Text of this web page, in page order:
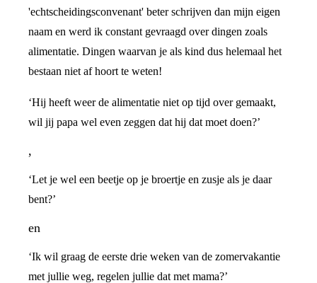
'echtscheidingsconvenant' beter schrijven dan mijn eigen
naam en werd ik constant gevraagd over dingen zoals
alimentatie. Dingen waarvan je als kind dus helemaal het
bestaan niet af hoort te weten!
‘Hij heeft weer de alimentatie niet op tijd over gemaakt,
wil jij papa wel even zeggen dat hij dat moet doen?’
,
‘Let je wel een beetje op je broertje en zusje als je daar
bent?’
en
‘Ik wil graag de eerste drie weken van de zomervakantie
met jullie weg, regelen jullie dat met mama?’